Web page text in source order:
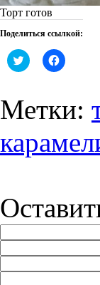
Торт готов
Поделиться ссылкой:
Нажмите,
чтобы
(Открывается
в
новом
Нажмите,
чтобы
новом
Метки: